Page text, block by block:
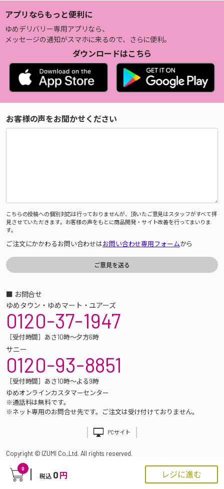
0
税込 0 円 レジに進む
アプリならもっと便利に
ゆめデリバリー専用アプリなら、
メッセージの通知がスマホに来るので、さらに便利。
ダウンロードはこちら
お客様の声をお聞かせください
こちらの投稿への個別対応は行っておりませんが、頂いたご意見はスタッフがすべて拝
見させていただきます。お客様の声をもとに商品開発・サイト改善を行ってまいりま
す。
ご注文にかかわるお問い合わせはお問い合わせ専用フォームから
■ お問合せ
ゆめタウン・ゆめマート・ユアーズ
0120-37-1947
［受付時間］あさ10時～夕方6時
サニー
0120-93-8851
［受付時間］あさ10時～よる9時
ゆめオンラインカスタマーセンター
※通話料は無料です。
※ネット専用のお問合せ先です。ご注文は受け付けておりません。
PCサイト
Copyright © IZUMI Co.,Ltd. All rights reserved.